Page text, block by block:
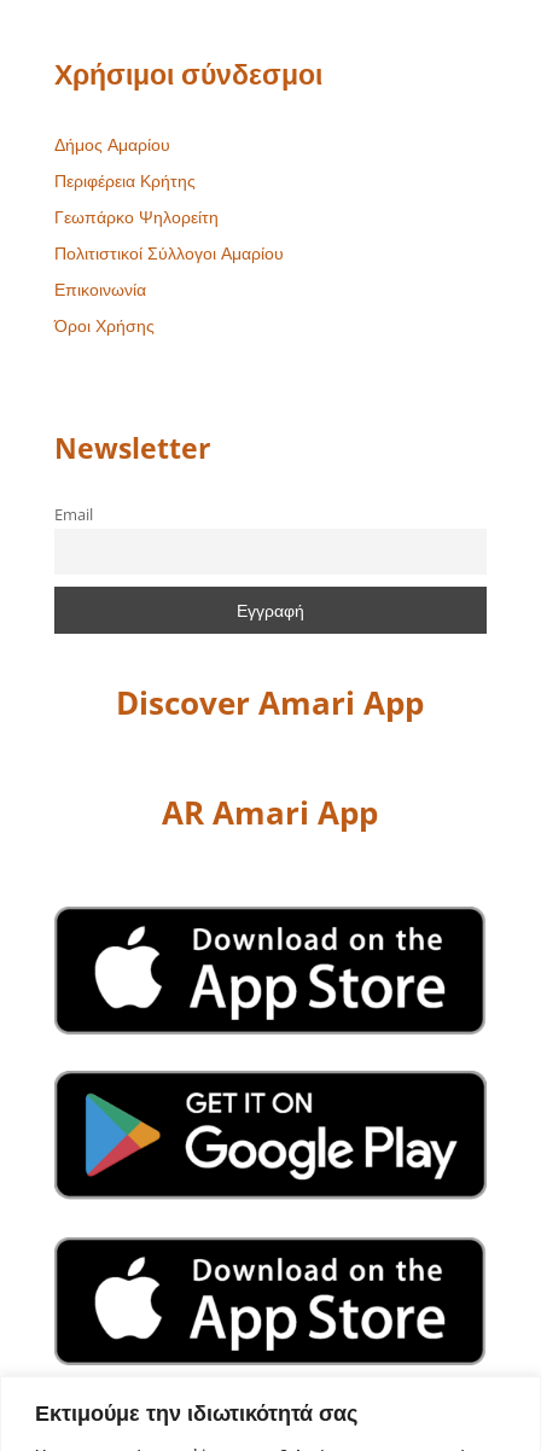
Εκτιμούμε την ιδιωτικότητά σας
Χρήσιμοι σύνδεσμοι
Δήμος Αμαρίου
Περιφέρεια Κρήτης
Γεωπάρκο Ψηλορείτη
Πολιτιστικοί Σύλλογοι Αμαρίου
Επικοινωνία
Όροι Χρήσης
Newsletter
Email
Discover Amari App
AR Amari App